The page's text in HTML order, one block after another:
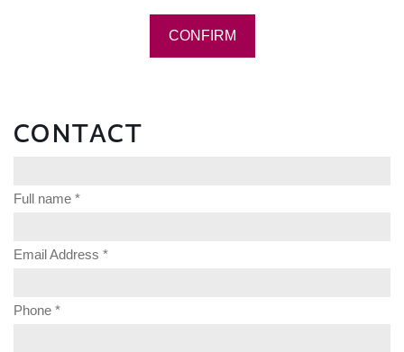
MIXED USE PROPERTIES
CONFIRM
CONTACT
Full name *
Email Address *
Phone *